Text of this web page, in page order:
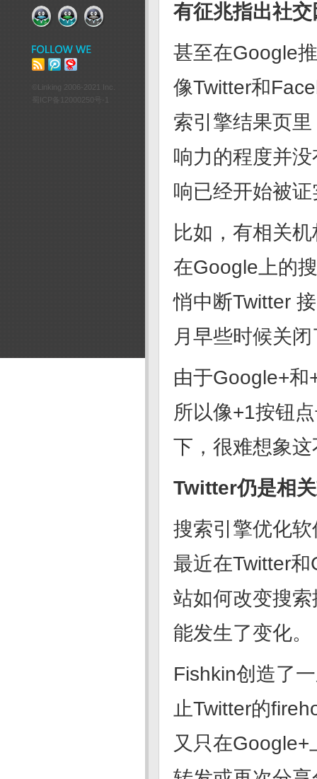
有征兆指出社
甚至在Google
像Twitter和
索引擎结果页
响力的程度并
响已经开始被证
比如，有相关
在Google上的
悄中断Twitter
月早些时候关
由于Google+和
所以像+1按钮
下，很难想象
Twitter仍是相
搜索引擎优化
最近在Twitter
站如何改变搜
能发生了变化。
Fishkin创造了
止Twitter的
又只在
©Linking 2006-2021 Inc.
蜀ICP备12000250号-1